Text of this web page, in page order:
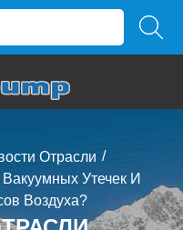
Отрасли /
Утечек И
Воздуха?